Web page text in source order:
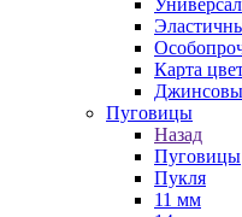
Карта
Пуговицы
Назад
Пуговицы
Пукля
11 мм